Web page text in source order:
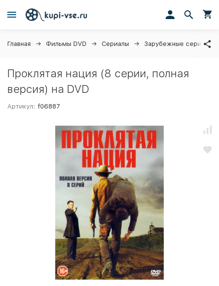
Главная Фильмы DVD Сериалы Зарубежные сериалы
Проклятая нация (8 серии, полная
версия) на DVD
Артикул: f06887